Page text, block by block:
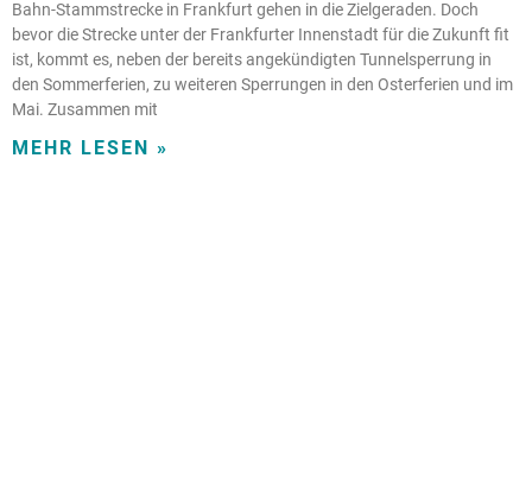
Bahn-Stammstrecke in Frankfurt gehen in die Zielgeraden. Doch
bevor die Strecke unter der Frankfurter Innenstadt für die Zukunft fit
ist, kommt es, neben der bereits angekündigten Tunnelsperrung in
den Sommerferien, zu weiteren Sperrungen in den Osterferien und im
Mai. Zusammen mit
MEHR LESEN »